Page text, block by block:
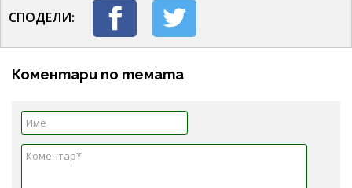
СПОДЕЛИ:
Коментари по темата